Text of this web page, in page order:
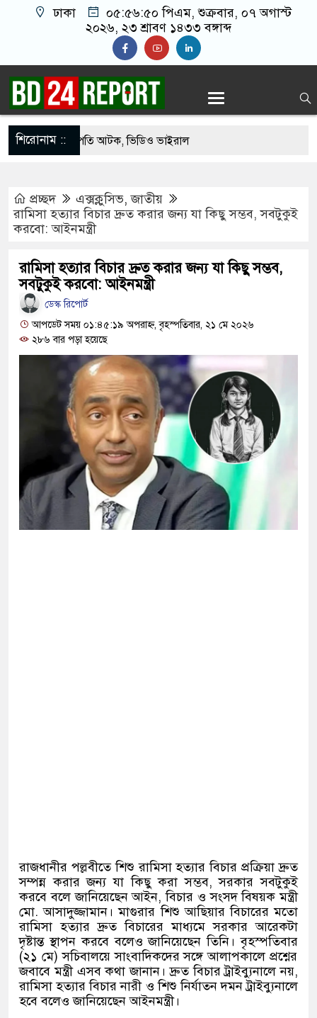
ঢাকা ০৫:৫৬:৫১ পিএম, শুক্রবার, ০৭ অগাস্ট
২০২৬, ২৩ শ্রাবণ ১৪৩৩ বঙ্গাব্দ
শিরোনাম ::
যুবদল সভাপতি আটক, ভিডিও ভাইরাল
দিলেন জামায়াত বহিষ্কাকৃত গাজী নজরুলের ১২
দায়ী থাকবে জামায়াত-এনসিপি: রাশেদ খাঁন
বর্তমান সরকার: নাহিদ ইসলাম
করতে ন্যাটোভুক্ত দেশে হামলা চালাতে পারে রাশিয়া
আগুনে ঘর পুড়ে ছাই, অক্ষত পবিত্র কোরআন
মাথায় বোতল ছুঁড়লো কে, ভিডিওতে কী আছে?
জাবি ছাত্রদলের যুগ্ম আহ্বায়ককে কারণ
মব সৃষ্টির সুযোগ নিতে পারে আওয়ামী লীগ:
প্রচ্ছদ এক্সক্লুসিভ,জাতীয়
রামিসা হত্যার বিচার দ্রুত করার জন্য যা কিছু সম্ভব, সবটুকুই
করবো: আইনমন্ত্রী
রামিসা হত্যার বিচার দ্রুত করার জন্য যা কিছু সম্ভব,
সবটুকুই করবো: আইনমন্ত্রী
ডেস্ক রিপোর্ট
আপডেট সময় ০১:৪৫:১৯ অপরাহ্ন, বৃহস্পতিবার, ২১ মে ২০২৬
২৮৬ বার পড়া হয়েছে
রাজধানীর পল্লবীতে শিশু রামিসা হত্যার বিচার প্রক্রিয়া দ্রুত
সম্পন্ন করার জন্য যা কিছু করা সম্ভব,সরকার সবটুকুই
করবে বলে জানিয়েছেন আইন,বিচার ও সংসদ বিষয়ক মন্ত্রী
মো.আসাদুজ্জামান। মাগুরার শিশু আছিয়ার বিচারের মতো
রামিসা হত্যার দ্রুত বিচারের মাধ্যমে সরকার আরেকটা
দৃষ্টান্ত স্থাপন করবে বলেও জানিয়েছেন তিনি। বৃহস্পতিবার
(২১ মে)সচিবালয়ে সাংবাদিকদের সঙ্গে আলাপকালে প্রশ্নের
জবাবে মন্ত্রী এসব কথা জানান। দ্রুত বিচার ট্রাইব্যুনালে নয়,
রামিসা হত্যার বিচার নারী ও শিশু নির্যাতন দমন ট্রাইব্যুনালে
হবে বলেও জানিয়েছেন আইনমন্ত্রী।